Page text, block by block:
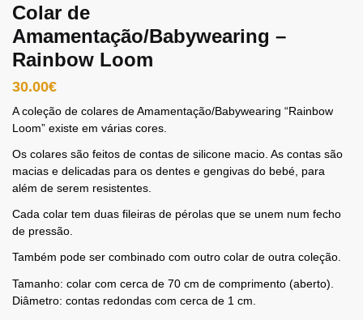
Colar de
Amamentação/Babywearing –
Rainbow Loom
30.00€
A coleção de colares de Amamentação/Babywearing “Rainbow
Loom” existe em várias cores.
Os colares são feitos de contas de silicone macio. As contas são
macias e delicadas para os dentes e gengivas do bebé, para
além de serem resistentes.
Cada colar tem duas fileiras de pérolas que se unem num fecho
de pressão.
Também pode ser combinado com outro colar de outra coleção.
Tamanho: colar com cerca de 70 cm de comprimento (aberto).
Diâmetro: contas redondas com cerca de 1 cm.